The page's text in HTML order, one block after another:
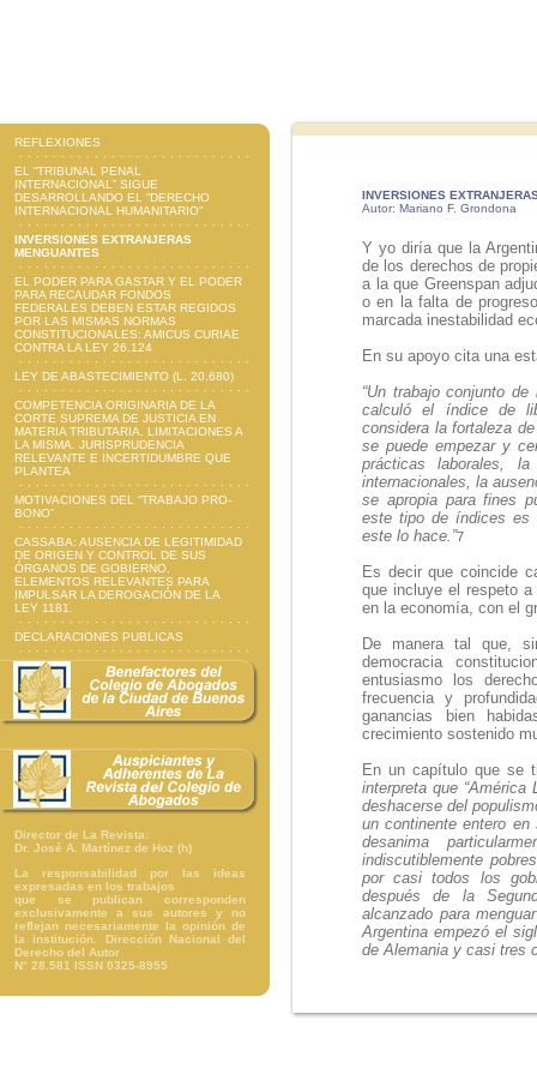
REFLEXIONES
EL “TRIBUNAL PENAL
INTERNACIONAL” SIGUE
DESARROLLANDO EL “DERECHO
INTERNACIONAL HUMANITARIO”
INVERSIONES EXTRANJERAS
MENGUANTES
EL PODER PARA GASTAR Y EL PODER
PARA RECAUDAR FONDOS
FEDERALES DEBEN ESTAR REGIDOS
POR LAS MISMAS NORMAS
CONSTITUCIONALES: AMICUS CURIAE
CONTRA LA LEY 26.124
LEY DE ABASTECIMIENTO (L. 20.680)
COMPETENCIA ORIGINARIA DE LA
CORTE SUPREMA DE JUSTICIA EN
MATERIA TRIBUTARIA. LIMITACIONES A
LA MISMA. JURISPRUDENCIA
RELEVANTE E INCERTIDUMBRE QUE
PLANTEA
MOTIVACIONES DEL “TRABAJO PRO-
BONO”
CASSABA: AUSENCIA DE LEGITIMIDAD
DE ORIGEN Y CONTROL DE SUS
ÓRGANOS DE GOBIERNO.
ELEMENTOS RELEVANTES PARA
IMPULSAR LA DEROGACIÓN DE LA
LEY 1181.
DECLARACIONES PUBLICAS
Director de La Revista:
Dr. José A. Martínez de Hoz (h)
La responsabilidad por las ideas
expresadas en los trabajos
que se publican corresponden
exclusivamente a sus autores y no
reflejan necesariamente la opinión de
la institución. Dirección Nacional del
Derecho del Autor
N° 28.581 ISSN 0325-8955
INVERSIONES
Autor: Mariano F. Grondona
Y yo diría que la
de los derechos de
a la que Greenspan
o en la falta de
marcada inestabilidad
En su apoyo cita una
“Un trabajo conjunto
calculó el índice de
considera la fortaleza
se puede empezar y
prácticas laborales,
internacionales, la
se apropia para fines
este tipo de índices es
este lo hace.”7
Es decir que coincide
que incluye el respeto
en la economía, con el
De manera tal que,
democracia
entusiasmo los
frecuencia y
ganancias bien
crecimiento sostenido
En un capítulo que se
interpreta que
deshacerse del
un continente entero
desanima
indiscutiblemente
por casi todos los
después de la
alcanzado para
Argentina empezó el
de Alemania y casi tres